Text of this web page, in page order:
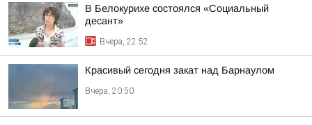
В Белокурихе состоялся «Социальный
десант»
Вчера, 22:52
Красивый сегодня закат над Барнаулом
Вчера, 20:50